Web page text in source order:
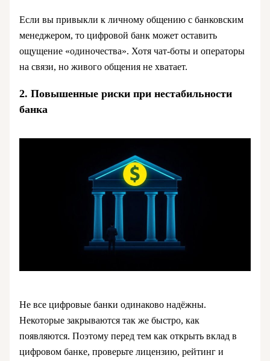
Если вы привыкли к личному общению с банковским
менеджером, то цифровой банк может оставить
ощущение «одиночества». Хотя чат-боты и операторы
на связи, но живого общения не хватает.
2. Повышенные риски при нестабильности
банка
Не все цифровые банки одинаково надёжны.
Некоторые закрываются так же быстро, как
появляются. Поэтому перед тем как открыть вклад в
цифровом банке, проверьте лицензию, рейтинг и